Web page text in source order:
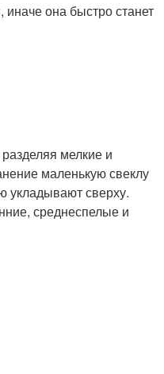
она быстро станет
мелкие и
маленькую свеклу
сверху.
среднеспелые и